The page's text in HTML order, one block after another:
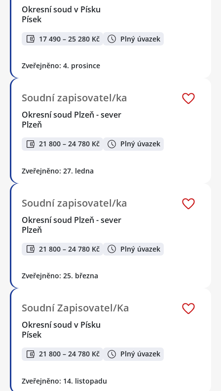
Okresní soud v Písku
Písek
17 490 – 25 280 Kč Plný úvazek
Zveřejněno: 4. prosince
Soudní zapisovatel/ka
Okresní soud Plzeň - sever
Plzeň
21 800 – 24 780 Kč Plný úvazek
Zveřejněno: 27. ledna
Soudní zapisovatel/ka
Okresní soud Plzeň - sever
Plzeň
21 800 – 24 780 Kč Plný úvazek
Zveřejněno: 25. března
Soudní Zapisovatel/Ka
Okresní soud v Písku
Písek
21 800 – 24 780 Kč Plný úvazek
Zveřejněno: 14. listopadu